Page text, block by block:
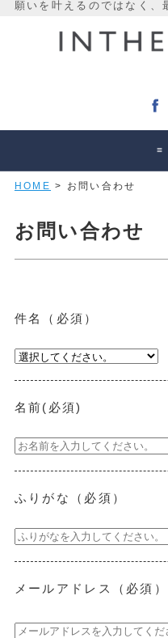
≡
HOME > お問い合わせ
お問い合わせ
件名（必須）
名前(必須)
ふりがな（必須）
メールアドレス（必須）